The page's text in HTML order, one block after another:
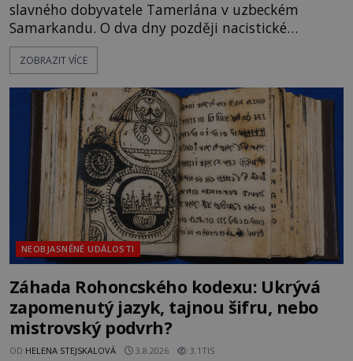
slavného dobyvatele Tamerlána v uzbeckém
Samarkandu. O dva dny později nacistické
Německo zahajuje operaci Barbarossa a napadá
Sovětský svaz. Shoda dat je natolik zarážející, že se
na legendě něco pravdy, nebo jde jen o fascinující
souhru okolností? Když antropolog Michail
Gerasimov (1907-1970) a
ZOBRAZIT VÍCE
NEOBJASNĚNÉ UDÁLOSTI
Záhada Rohoncského kodexu: Ukrývá
zapomenutý jazyk, tajnou šifru, nebo
mistrovský podvrh?
OD HELENA STEJSKALOVÁ 3.8.2026 3.1TIS